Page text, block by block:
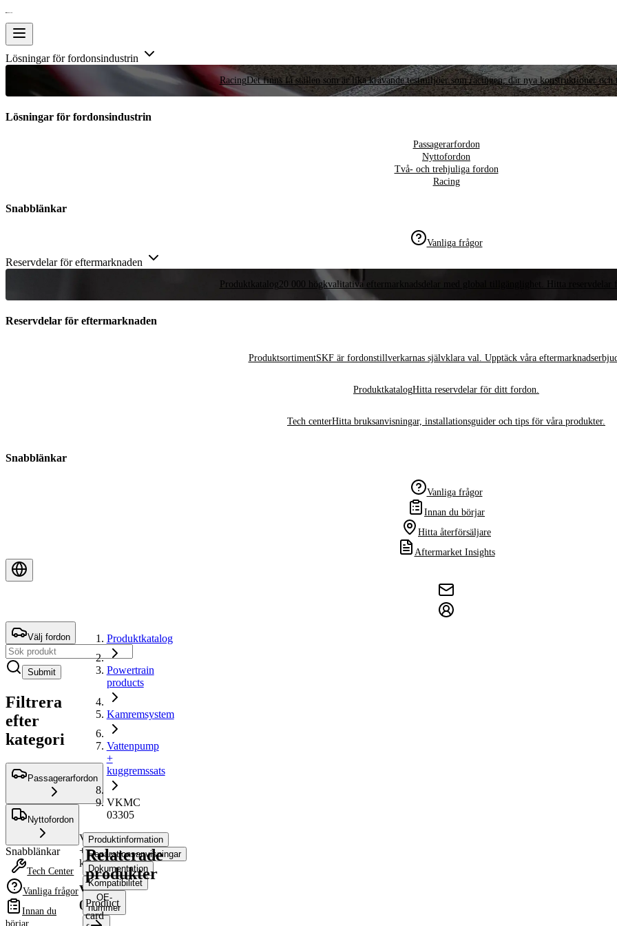
Lösningar för fordonsindustrin
RacingDet finns få ställen som är lika krävande testmiljöer som racingen, där nya konstruktioner och
Lösningar för fordonsindustrin
Passagerarfordon
Nyttofordon
Två- och trehjuliga fordon
Racing
Snabblänkar
Vanliga frågor
Reservdelar för eftermarknaden
Produktkatalog20 000 högkvalitativa eftermarknadsdelar med global tillgänglighet. Hitta reservdelar
Reservdelar för eftermarknaden
ProduktsortimentSKF är fordonstillverkarnas självklara val. Upptäck våra
ProduktkatalogHitta reservdelar för ditt fordon.
Tech centerHitta bruksanvisningar, installationsguider och tips för våra produkter.
Snabblänkar
Vanliga frågor
Innan du börjar
Hitta återförsäljare
Aftermarket Insights
Välj fordon
Submit
Filtrera
efter
kategori
Passagerarfordon
Nyttofordon
Snabblänkar
Tech Center
Vanliga frågor
Innan du
börjar
Produktkatalog
Powertrain
products
Kamremsystem
Vattenpump
+
kuggremssats
VKMC
03305
Vattenpump
+
kuggremssats
VKMC
03305
Produktinformation
Reparationsanvisningar
Dokumentation
Kompatibilitet
OE-
nummer
Relaterade
produkter
Product
card